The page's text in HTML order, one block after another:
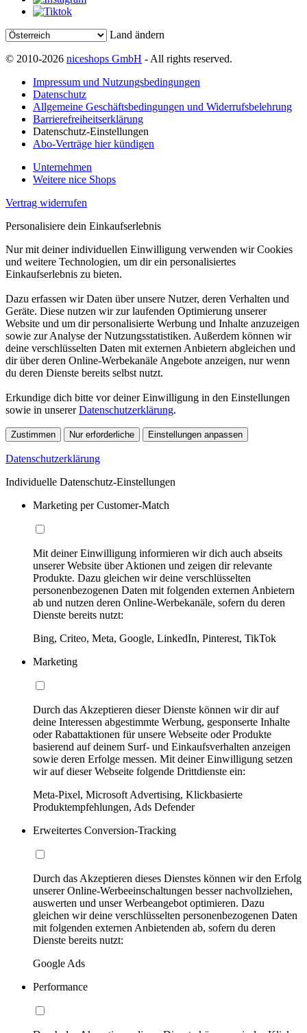
Land ändern
© 2010-2026 niceshops GmbH - All rights reserved.
Impressum und Nutzungsbedingungen
Datenschutz
Allgemeine Geschäftsbedingungen und Widerrufsbelehrung
Barrierefreiheitserklärung
Datenschutz-Einstellungen
Abo-Verträge hier kündigen
Unternehmen
Weitere nice Shops
Vertrag widerrufen
Personalisiere dein Einkaufserlebnis
Nur mit deiner individuellen Einwilligung verwenden wir Cookies
und weitere Technologien, um dir ein personalisiertes
Einkaufserlebnis zu bieten.
Dazu erfassen wir Daten über unsere Nutzer, deren Verhalten und
Geräte. Diese nutzen wir zur laufenden Optimierung unserer
Website und um dir personalisierte Werbung und Inhalte anzuzeigen
sowie zur Analyse der Nutzungsstatistiken. Außerdem können wir
deine verschlüsselten Daten mit externen Anbietern abgleichen und
dir über deren Online-Werbekanäle Angebote anzeigen, nur wenn
du deren Dienste bereits selbst nutzt.
Erkundige dich bitte vor deiner Einwilligung in den Einstellungen
sowie in unsererDatenschutzerklärung.
Zustimmen Nur erforderliche Einstellungen anpassen
Datenschutzerklärung
Individuelle Datenschutz-Einstellungen
Marketing per Customer-Match
Mit deiner Einwilligung informieren wir dich auch abseits
unserer Website über Aktionen und zeigen dir relevante
Produkte. Dazu gleichen wir deine verschlüsselten
personenbezogenen Daten mit folgenden externen Anbietern
ab und nutzen deren Online-Werbekanäle, sofern du deren
Dienste bereits nutzt:
Bing, Criteo, Meta, Google, LinkedIn, Pinterest, TikTok
Marketing
Durch das Akzeptieren dieser Dienste können wir dir auf
deine Interessen abgestimmte Werbung, gesponserte Inhalte
oder Rabattaktionen für unsere Webseite oder Produkte
basierend auf deinem Surf- und Einkaufsverhalten anzeigen
sowie deren Erfolge messen. Mit deiner Einwilligung setzen
wir auf dieser Webseite folgende Drittdienste ein:
Meta-Pixel, Microsoft Advertising, Klickbasierte
Produktempfehlungen, Ads Defender
Erweitertes Conversion-Tracking
Durch das Akzeptieren dieses Dienstes können wir den Erfolg
unserer Online-Werbeeinschaltungen besser nachvollziehen,
auswerten und unser Werbeangebot optimieren. Dazu
gleichen wir deine verschlüsselten personenbezogenen Daten
mit folgenden externen Anbietenden ab, sofern du deren
Dienste bereits nutzt:
Google Ads
Performance